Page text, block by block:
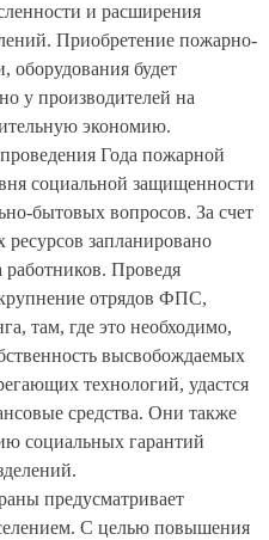
и расширения
Приобретение пожарно-
оборудования будет
у производителей на
экономию.
Года пожарной
социальной защищенности
бытовых вопросов. За счет
ресурсов запланировано
работников. Проведя
отрядов ФПС,
там, где это необходимо,
высвобождаемых
технологий, удастся
средства. Они также
социальных гарантий
предусматривает
С целью повышения